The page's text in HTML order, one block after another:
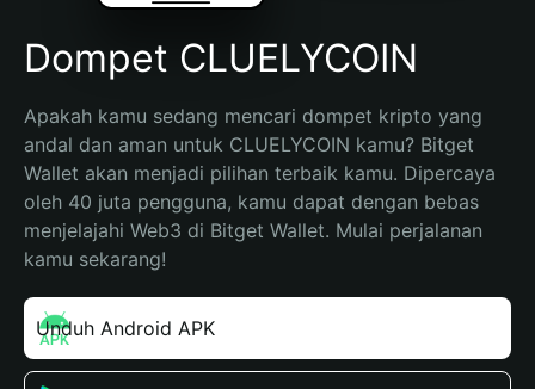
Dompet CLUELYCOIN
Apakah kamu sedang mencari dompet kripto yang
andal dan aman untuk CLUELYCOIN kamu? Bitget
Wallet akan menjadi pilihan terbaik kamu. Dipercaya
oleh 40 juta pengguna, kamu dapat dengan bebas
menjelajahi Web3 di Bitget Wallet. Mulai perjalanan
kamu sekarang!
Unduh Android APK